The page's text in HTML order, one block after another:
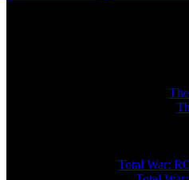
Total War: